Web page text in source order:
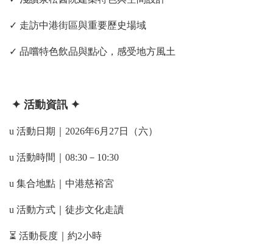
✓ 走訪中港街區與重要歷史場域
✓ 品嚐特色飲品與點心，感受地方風土
✦ 活動資訊 ✦
u 活動日期｜2026年6月27日（六）
u 活動時間｜08:30－10:30
u 集合地點｜中港慈裕宮
u 活動方式｜徒步文化走讀
⏳ 活動長度｜約2小時